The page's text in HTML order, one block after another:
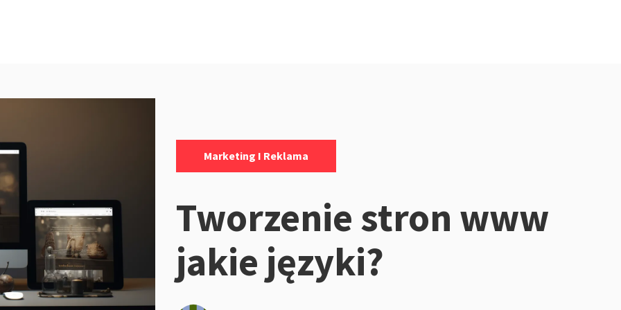
Marketing I Reklama
Tworzenie stron www
jakie języki?